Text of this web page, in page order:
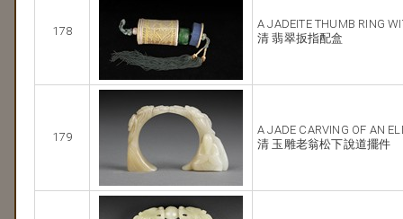
178
A JADEITE THUMB RING
清 翡翠扳指配盒
179
A JADE CARVING OF AN
清 玉雕老翁松下說道擺件